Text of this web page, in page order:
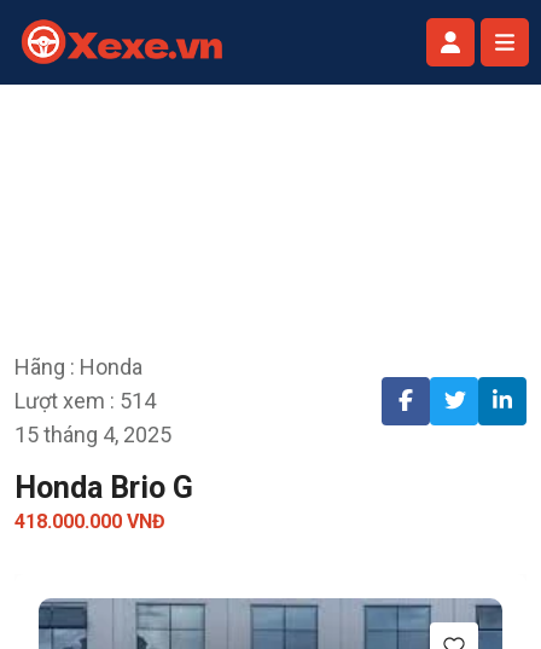
Hãng : Honda
Lượt xem : 514
15 tháng 4, 2025
Honda Brio G
418.000.000 VNĐ